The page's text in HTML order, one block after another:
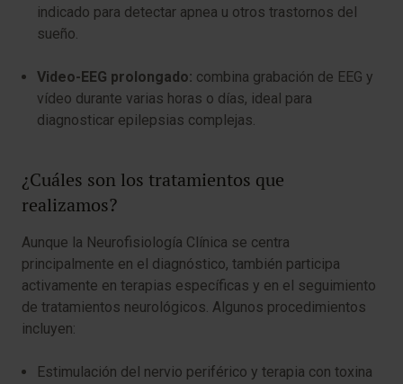
indicado para detectar apnea u otros trastornos del
sueño.
Video-EEG prolongado: combina grabación de EEG y
vídeo durante varias horas o días, ideal para
diagnosticar epilepsias complejas.
¿Cuáles son los tratamientos que
realizamos?
Aunque la Neurofisiología Clínica se centra
principalmente en el diagnóstico, también participa
activamente en terapias específicas y en el seguimiento
de tratamientos neurológicos. Algunos procedimientos
incluyen:
Estimulación del nervio periférico y terapia con toxina